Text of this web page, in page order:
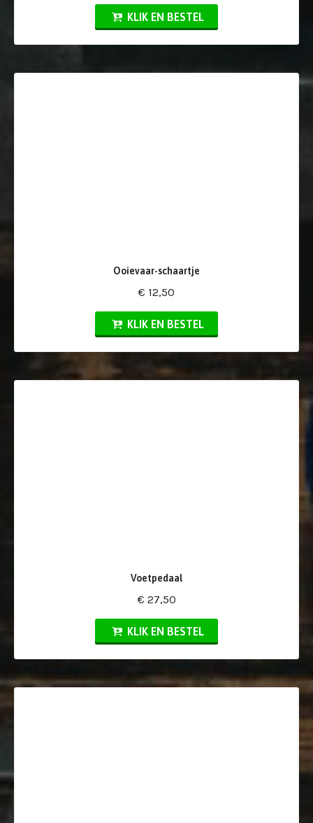
KLIK EN BESTEL
Ooievaar-schaartje
€ 12,50
KLIK EN BESTEL
Voetpedaal
€ 27,50
KLIK EN BESTEL